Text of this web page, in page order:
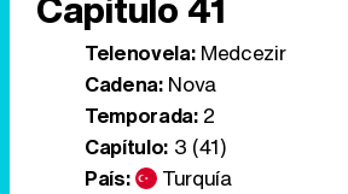
Telenovela:Medcezir
Cadena:Nova
Temporada:2
Capítulo:3 (41)
País:
Turquía